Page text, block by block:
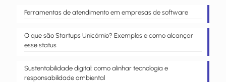
Ferramentas de atendimento em empresas de software
O que são Startups Unicórnio? Exemplos e como alcançar
esse status
Sustentabilidade digital: como alinhar tecnologia e
responsabilidade ambiental